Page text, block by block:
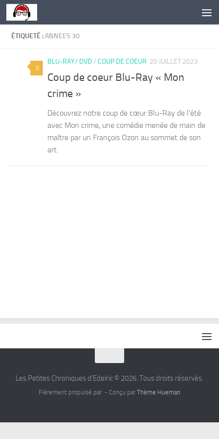
Skip to content
ÉTIQUETÉ :ANNEES 30
0
BLU-RAY/ DVD/ COUP DE COEUR 20 JUILLET 2023
Coup de coeur Blu-Ray « Mon
crime »
Découvrez notre coup de cœur Blu-Ray de l’été
avec Mon crime, une comédie menée de main de
maître par un François Ozon au sommet de son
art.
Les Petites Chroniques d'Edelric © 2026. Tous droits réservés.
Fièrement propulsé par - Conçu par Thème Hueman